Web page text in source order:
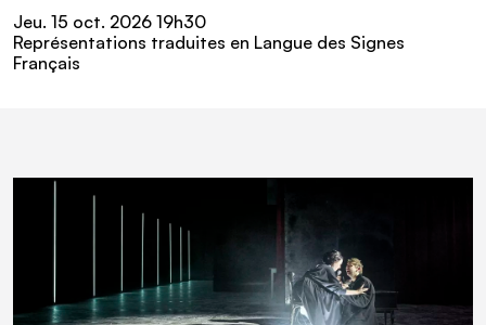
Jeu. 15 oct. 2026 19h30
Représentations traduites en Langue des Signes
Français
En Images
Galerie contenant 7 images
Passer la galerie